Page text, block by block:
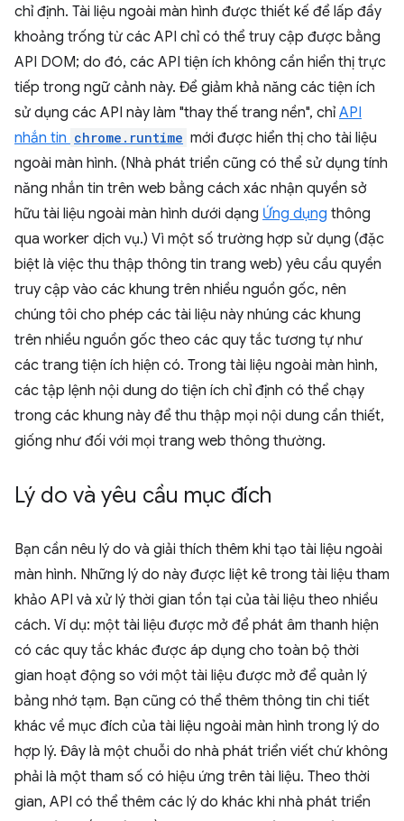
chỉ định. Tài liệu ngoài màn hình được thiết kế để lấp đầy
khoảng trống từ các API chỉ có thể truy cập được bằng
API DOM; do đó, các API tiện ích không cần hiển thị trực
tiếp trong ngữ cảnh này. Để giảm khả năng các tiện ích
sử dụng các API này làm "thay thế trang nền", chỉ API
nhắn tin chrome.runtime mới được hiển thị cho tài liệu
ngoài màn hình. (Nhà phát triển cũng có thể sử dụng tính
năng nhắn tin trên web bằng cách xác nhận quyền sở
hữu tài liệu ngoài màn hình dưới dạng Ứng dụng thông
qua worker dịch vụ.) Vì một số trường hợp sử dụng (đặc
biệt là việc thu thập thông tin trang web) yêu cầu quyền
truy cập vào các khung trên nhiều nguồn gốc, nên
chúng tôi cho phép các tài liệu này nhúng các khung
trên nhiều nguồn gốc theo các quy tắc tương tự như
các trang tiện ích hiện có. Trong tài liệu ngoài màn hình,
các tập lệnh nội dung do tiện ích chỉ định có thể chạy
trong các khung này để thu thập mọi nội dung cần thiết,
giống như đối với mọi trang web thông thường.
Lý do và yêu cầu mục đích
Bạn cần nêu lý do và giải thích thêm khi tạo tài liệu ngoài
màn hình. Những lý do này được liệt kê trong tài liệu tham
khảo API và xử lý thời gian tồn tại của tài liệu theo nhiều
cách. Ví dụ: một tài liệu được mở để phát âm thanh hiện
có các quy tắc khác được áp dụng cho toàn bộ thời
gian hoạt động so với một tài liệu được mở để quản lý
bảng nhớ tạm. Bạn cũng có thể thêm thông tin chi tiết
khác về mục đích của tài liệu ngoài màn hình trong lý do
hợp lý. Đây là một chuỗi do nhà phát triển viết chứ không
phải là một tham số có hiệu ứng trên tài liệu. Theo thời
gian, API có thể thêm các lý do khác khi nhà phát triển